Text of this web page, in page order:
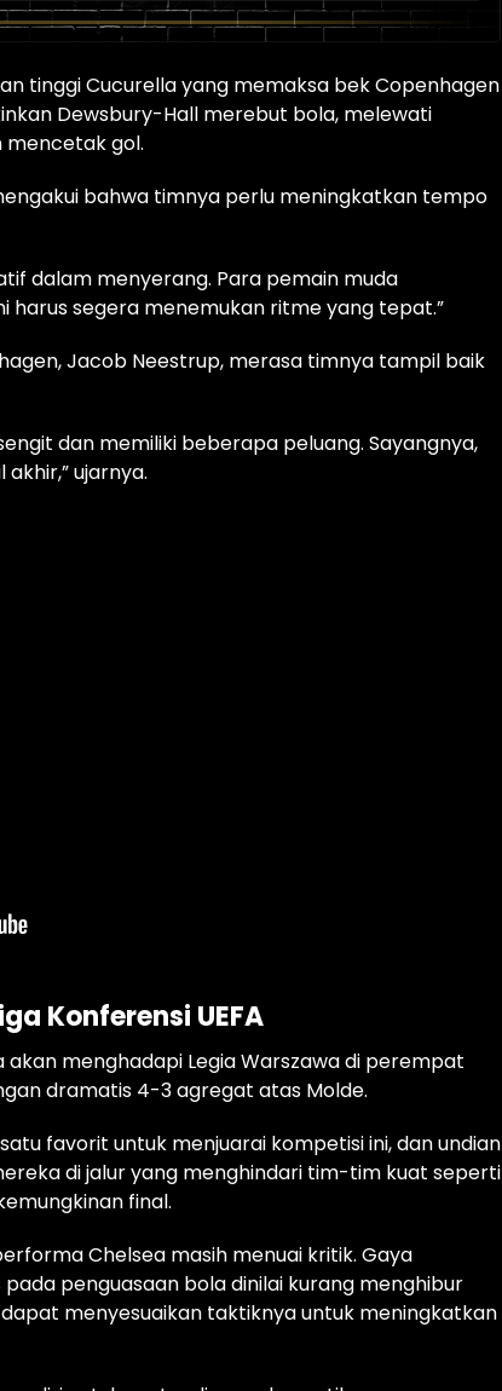
tinggi Cucurella yang memaksa bek Copenhagen
Dewsbury-Hall merebut bola, melewati
gol.
bahwa timnya perlu meningkatkan tempo
dalam menyerang. Para pemain muda
segera menemukan ritme yang tepat.”
Jacob Neestrup, merasa timnya tampil baik
dan memiliki beberapa peluang. Sayangnya,
ujarnya.
Konferensi UEFA
akan menghadapi Legia Warszawa di perempat
dramatis 4-3 agregat atas Molde.
favorit untuk menjuarai kompetisi ini, dan undian
di jalur yang menghindari tim-tim kuat seperti
final.
Chelsea masih menuai kritik. Gaya
penguasaan bola dinilai kurang menghibur
menyesuaikan taktiknya untuk meningkatkan